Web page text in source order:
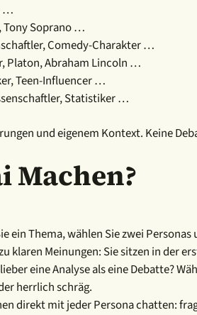
…
Tony Soprano …
Comedy-Charakter …
Platon, Abraham Lincoln …
Teen-Influencer …
Statistiker …
und eigenem Kontext. Keine
Machen?
ein Thema, wählen Sie zwei
klaren Meinungen: Sie sitzen in der
eine Analyse als eine Debatte?
herrlich schräg.
direkt mit jeder Persona chatten: